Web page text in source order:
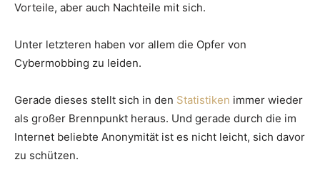
Vorteile, aber auch Nachteile mit sich.
Unter letzteren haben vor allem die Opfer von
Cybermobbing zu leiden.
Gerade dieses stellt sich in den Statistiken immer wieder
als großer Brennpunkt heraus. Und gerade durch die im
Internet beliebte Anonymität ist es nicht leicht, sich davor
zu schützen.